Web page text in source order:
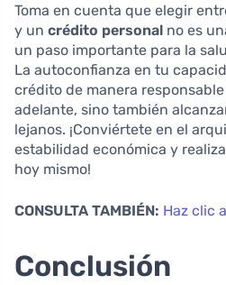
Toma en cuenta que elegir
y un crédito personal no es
un paso importante para la
La autoconfianza en tu
crédito de manera
adelante, sino también
lejanos. ¡Conviértete en el
estabilidad económica y
hoy mismo!
CONSULTA TAMBIÉN: Haz clic
Conclusión